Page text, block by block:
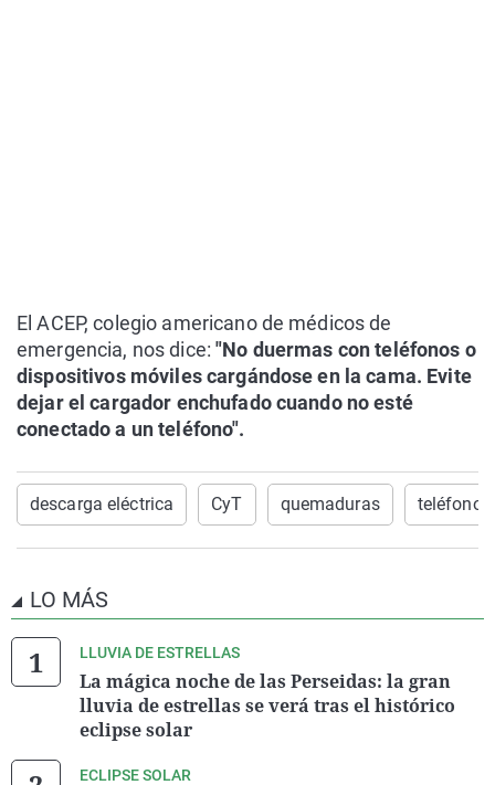
El ACEP, colegio americano de médicos de
emergencia, nos dice:"No duermas con teléfonos o
dispositivos móviles cargándose en la cama. Evite
dejar el cargador enchufado cuando no esté
conectado a un teléfono".
descarga eléctrica CyT quemaduras teléfono
LO MÁS
LLUVIA DE ESTRELLAS
La mágica noche de las Perseidas: la gran
lluvia de estrellas se verá tras el histórico
eclipse solar
ECLIPSE SOLAR